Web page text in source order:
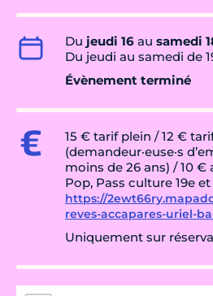
Du jeudi 16 au samedi
Du jeudi au samedi de
Évènement terminé
15 € tarif plein / 12 €
(demandeur·euse·s
moins de 26 ans) / 10 €
Pop, Pass culture 19e
https://
reves-accapares-uriel-
Uniquement sur